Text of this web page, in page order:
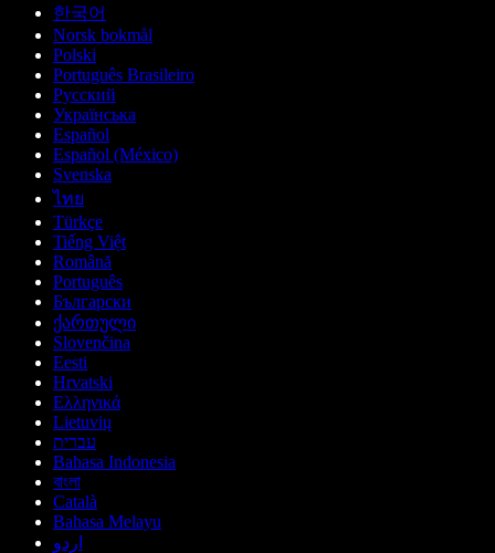
한국어
Norsk bokmål
Polski
Português Brasileiro
Русский
Українська
Español
Español (México)
Svenska
ไทย
Türkçe
Tiếng Việt
Română
Português
Български
ქართული
Slovenčina
Eesti
Hrvatski
Ελληνικά
Lietuvių
עברית
Bahasa Indonesia
বাংলা
Català
Bahasa Melayu
اردو